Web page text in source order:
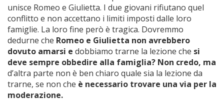
unisce Romeo e Giulietta. I due giovani rifiutano quel
conflitto e non accettano i limiti imposti dalle loro
famiglie. La loro fine però è tragica. Dovremmo
dedurne che Romeo e Giulietta non avrebbero
dovuto amarsi e dobbiamo trarne la lezione che si
deve sempre obbedire alla famiglia? Non credo, ma
d’altra parte non è ben chiaro quale sia la lezione da
trarne, se non che è necessario trovare una via per la
moderazione.